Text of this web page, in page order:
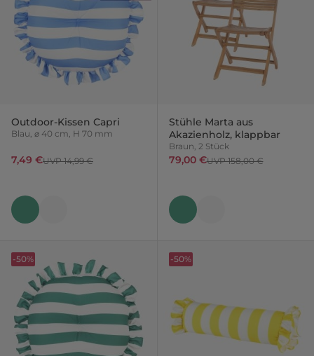
Outdoor-Kissen Capri
Blau, ⌀ 40 cm, H 70 mm
7,49 €UVP 14,99 €
Stühle Marta aus
Akazienholz, klappbar
Braun, 2 Stück
79,00 €UVP 158,00 €
-50% -50%